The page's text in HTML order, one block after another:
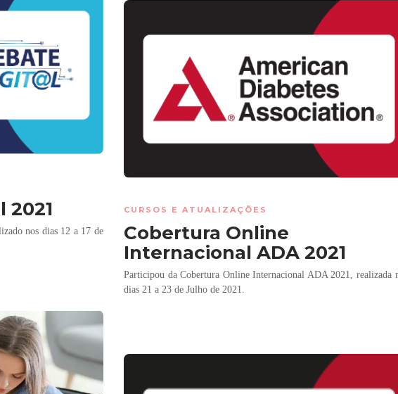
2021
nos dias 12 a 17 de
CURSOS E ATUALIZAÇÕES
Cobertura Online
Internacional ADA 2021
Participou da Cobertura Online Internacional ADA 2021, realizada
dias 21 a 23 de Julho de 2021.